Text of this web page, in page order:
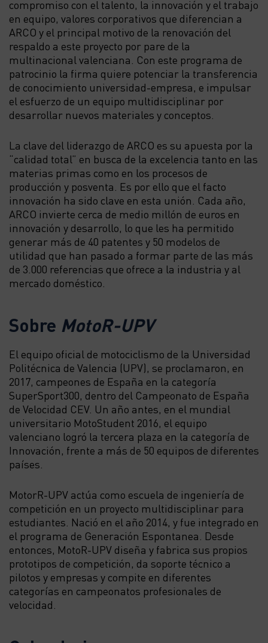
compromiso con el talento, la innovación y el trabajo
en equipo, valores corporativos que diferencian a
ARCO y el principal motivo de la renovación del
respaldo a este proyecto por pare de la
multinacional valenciana. Con este programa de
patrocinio la firma quiere potenciar la transferencia
de conocimiento universidad-empresa, e impulsar
el esfuerzo de un equipo multidisciplinar por
desarrollar nuevos materiales y conceptos.
La clave del liderazgo de ARCO es su apuesta por la
“calidad total” en busca de la excelencia tanto en las
materias primas como en los procesos de
producción y posventa. Es por ello que el facto
innovación ha sido clave en esta unión. Cada año,
ARCO invierte cerca de medio millón de euros en
innovación y desarrollo, lo que les ha permitido
generar más de 40 patentes y 50 modelos de
utilidad que han pasado a formar parte de las más
de 3.000 referencias que ofrece a la industria y al
mercado doméstico.
Sobre MotoR-UPV
El equipo oficial de motociclismo de la Universidad
Politécnica de Valencia (UPV), se proclamaron, en
2017, campeones de España en la categoría
SuperSport300, dentro del Campeonato de España
de Velocidad CEV. Un año antes, en el mundial
universitario MotoStudent 2016, el equipo
valenciano logró la tercera plaza en la categoría de
Innovación, frente a más de 50 equipos de diferentes
países.
MotorR-UPV actúa como escuela de ingeniería de
competición en un proyecto multidisciplinar para
estudiantes. Nació en el año 2014, y fue integrado en
el programa de Generación Espontanea. Desde
entonces, MotoR-UPV diseña y fabrica sus propios
prototipos de competición, da soporte técnico a
pilotos y empresas y compite en diferentes
categorías en campeonatos profesionales de
velocidad.